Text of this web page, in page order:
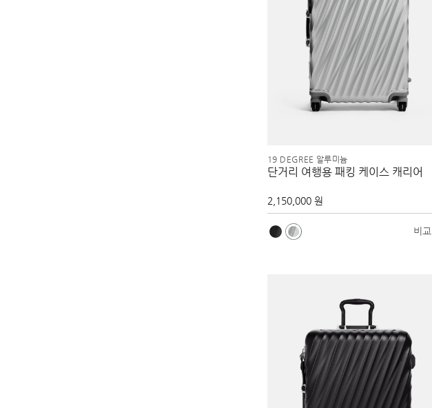
19 DEGREE 알루미늄
단거리 여행용 패킹 케이스 캐리어
2,150,000 원
비교